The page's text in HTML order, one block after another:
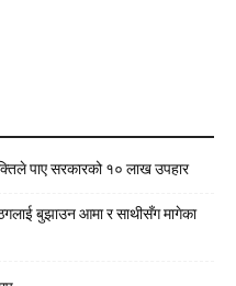
पाए सरकारको १० लाख उपहार
ठगलाई बुझाउन आमा र साथीसँग मागेका